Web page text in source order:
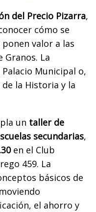
del Precio Pizarra,
cómo se
valor a las
Granos. La
Municipal o,
de la Historia y la
un taller de
secundarias,
en el Club
459. La
básicos de
el ahorro y